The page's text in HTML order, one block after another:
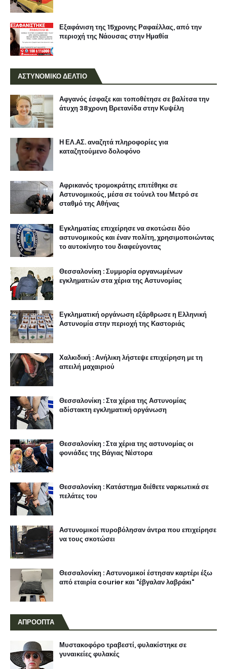
Εξαφάνιση της 15χρονης Ραφαέλλας, από την
περιοχή της Νάουσας στην Ημαθία
ΑΣΤΥΝΟΜΙΚΟ ΔΕΛΤΙΟ
Αφγανός έσφαξε και τοποθέτησε σε βαλίτσα την
άτυχη 38χρονη Βρετανίδα στην Κυψέλη
Η ΕΛ.ΑΣ. αναζητά πληροφορίες για
καταζητούμενο δολοφόνο
Αφρικανός τρομοκράτης επιτέθηκε σε
Αστυνομικούς, μέσα σε τούνελ του Μετρό σε
σταθμό της Αθήνας
Εγκληματίας επιχείρησε να σκοτώσει δύο
αστυνομικούς και έναν πολίτη, χρησιμοποιώντας
το αυτοκίνητο του διαφεύγοντας
Θεσσαλονίκη : Συμμορία οργανωμένων
εγκληματιών στα χέρια της Αστυνομίας
Εγκληματική οργάνωση εξάρθρωσε η Ελληνική
Αστυνομία στην περιοχή της Καστοριάς
Χαλκιδική : Ανήλικη λήστεψε επιχείρηση με τη
απειλή μαχαιριού
Θεσσαλονίκη : Στα χέρια της Αστυνομίας
αδίστακτη εγκληματική οργάνωση
Θεσσαλονίκη : Στα χέρια της αστυνομίας οι
φονιάδες της Βάγιας Νέστορα
Θεσσαλονίκη : Κατάστημα διέθετε ναρκωτικά σε
πελάτες του
Αστυνομικοί πυροβόλησαν άντρα που επιχείρησε
να τους σκοτώσει
Θεσσαλονίκη : Αστυνομικοί έστησαν καρτέρι έξω
από εταιρία courier και "έβγαλαν λαβράκι"
ΑΠΡΟΟΠΤΑ
Μυστακοφόρο τραβεστί, φυλακίστηκε σε
γυναικείες φυλακές